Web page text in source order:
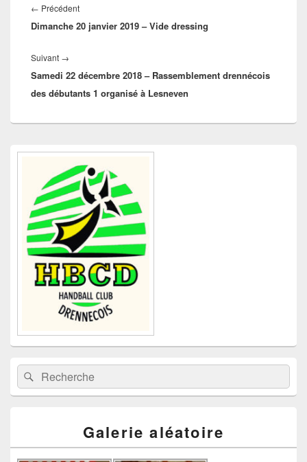
de
l’article
← PrécédentArticle
précédent :
Dimanche 20 janvier 2019 – Vide dressing
Suivant →
suivant :
Samedi 22 décembre 2018 – Rassemblement drennécois
des débutants 1 organisé à Lesneven
Zone
barre
latérale
Recherche :Rechercher
Galerie aléatoire